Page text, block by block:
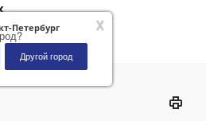
x
Петербург
Другой город